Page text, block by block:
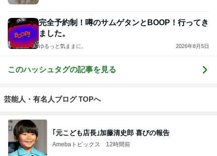
完全予約制！噂のサムゲタンとBOOP！行ってき
ました。
ゆるっと気ままに。 2026年8月5日
このハッシュタグの記事を見る
芸能人・有名人ブログ TOPへ
｢元こども店長｣加藤清史郎 喜びの報告
Amebaトピックス 12時間前